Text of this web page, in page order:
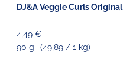
DJ&A Veggie Curls Original
4,49 €
90 g
(49,89 / 1 kg)